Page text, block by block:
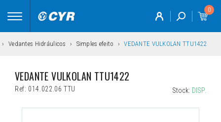
Toggle
0
Vedantes Hidráulicos Simples efeito VEDANTE VULKOLAN TTU1422
VEDANTE VULKOLAN TTU1422
Ref: 014.022.06 TTU Stock: DISP.